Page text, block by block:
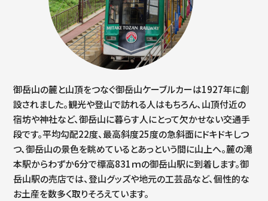
御岳山の麓と山頂をつなぐ御岳山ケーブルカーは1927年に創
設されました。観光や登山で訪れる人はもちろん、山頂付近の
宿坊や神社など、御岳山に暮らす人にとって欠かせない交通手
段です。平均勾配22度、最高斜度25度の急斜面にドキドキしつ
つ、御岳山の景色を眺めているとあっという間に山上へ。麓の滝
本駅からわずか6分で標高831ｍの御岳山駅に到着します。御
岳山駅の売店では、登山グッズや地元の工芸品など、個性的な
お土産を数多く取りそろえています。